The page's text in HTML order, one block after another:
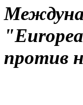
против